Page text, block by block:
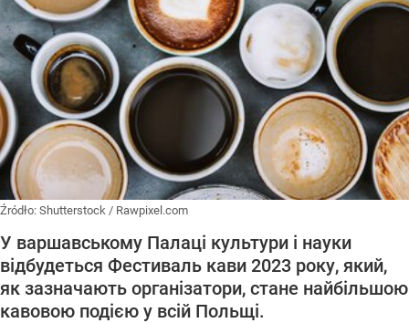
Źródło: Shutterstock / Rawpixel.com
У варшавському Палаці культури і науки
відбудеться Фестиваль кави 2023 року, який,
як зазначають організатори, стане найбільшою
кавовою подією у всій Польщі.